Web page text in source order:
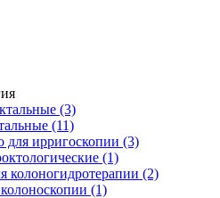
(3)
(11)
для ирригоскопии (3)
(1)
колоногидротерапии (2)
(1)